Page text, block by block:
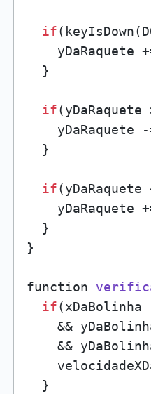
if
yDaRaquete
  }
if(yDaRaquete
yDaRaquete
  }
if(yDaRaquete
yDaRaquete
  }
}
function
if(xDaBolinha
&&
&&
  }